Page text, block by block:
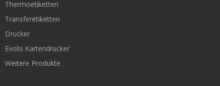
Rollen nach Kern-Durchmesser
Thermoetiketten
Transferetiketten
Drucker
Evolis Kartendrucker
Weitere Produkte